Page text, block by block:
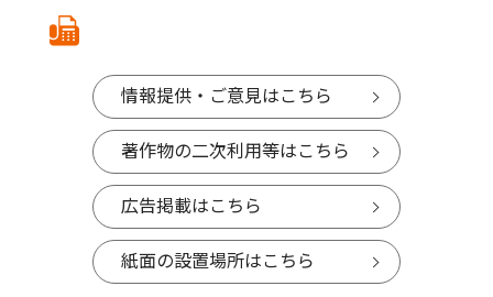
情報提供・ご意見はこちら
著作物の二次利用等はこちら
広告掲載はこちら
紙面の設置場所はこちら